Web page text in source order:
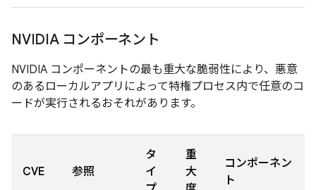
NVIDIA コンポーネント
NVIDIA コンポーネントの最も重大な脆弱性により、悪意
のあるローカルアプリによって特権プロセス内で任意のコ
ードが実行されるおそれがあります。
CVE 参照
タ
イ
重
大
コンポーネン
ト